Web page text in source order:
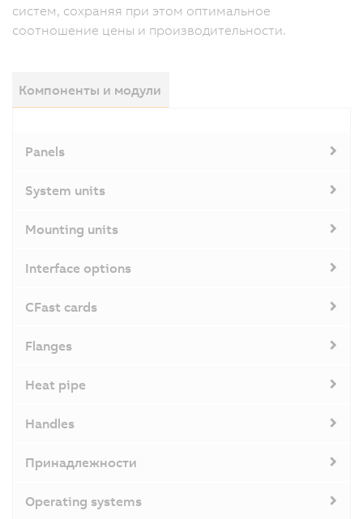
систем, сохраняя при этом оптимальное
соотношение цены и производительности.
Компоненты и модули
Panels
System units
Mounting units
Interface options
CFast cards
Flanges
Heat pipe
Handles
Принадлежности
Operating systems